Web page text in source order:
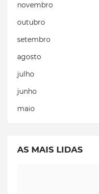
novembro
outubro
setembro
agosto
julho
junho
maio
AS MAIS LIDAS